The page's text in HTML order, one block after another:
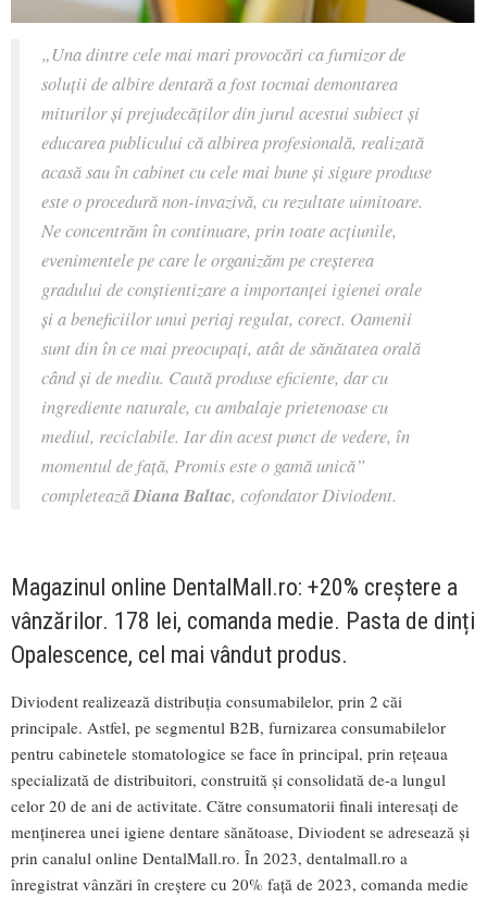
„Una dintre cele mai mari provocări ca furnizor de
soluții de albire dentară a fost tocmai demontarea
miturilor și prejudecăților din jurul acestui subiect și
educarea publicului că albirea profesională, realizată
acasă sau în cabinet cu cele mai bune și sigure produse
este o procedură non-invazivă, cu rezultate uimitoare.
Ne concentrăm în continuare, prin toate acțiunile,
evenimentele pe care le organizăm pe creșterea
gradului de conștientizare a importanței igienei orale
și a beneficiilor unui periaj regulat, corect. Oamenii
sunt din în ce mai preocupați, atât de sănătatea orală
când și de mediu. Caută produse eficiente, dar cu
ingrediente naturale, cu ambalaje prietenoase cu
mediul, reciclabile. Iar din acest punct de vedere, în
momentul de față, Promis este o gamă unică”
completeazăDiana Baltac, cofondator Diviodent.
Magazinul online DentalMall.ro: +20% creștere a
vânzărilor. 178 lei, comanda medie. Pasta de dinți
Opalescence, cel mai vândut produs.
Diviodent realizează distribuția consumabilelor, prin 2 căi
principale. Astfel, pe segmentul B2B, furnizarea consumabilelor
pentru cabinetele stomatologice se face în principal, prin rețeaua
specializată de distribuitori, construită și consolidată de-a lungul
celor 20 de ani de activitate. Către consumatorii finali interesați de
menținerea unei igiene dentare sănătoase, Diviodent se adresează și
prin canalul online DentalMall.ro. În 2023, dentalmall.ro a
înregistrat vânzări în creștere cu 20% față de 2023, comanda medie